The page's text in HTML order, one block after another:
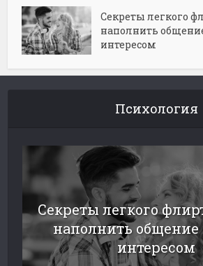
Секреты легкого
наполнить
интересом
Психология
Секреты легкого
наполнить общение
интересом